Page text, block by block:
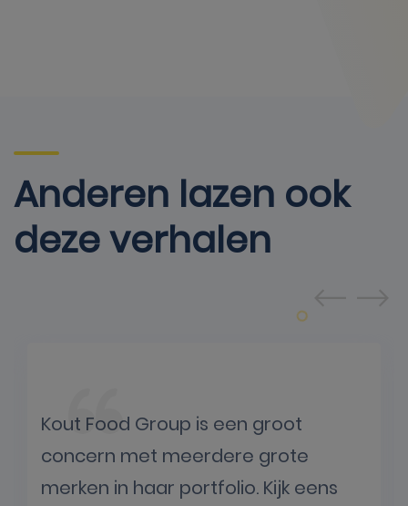
Anderen lazen ook
deze verhalen
Kout Food Group is een groot
concern met meerdere grote
merken in haar portfolio. Kijk eens